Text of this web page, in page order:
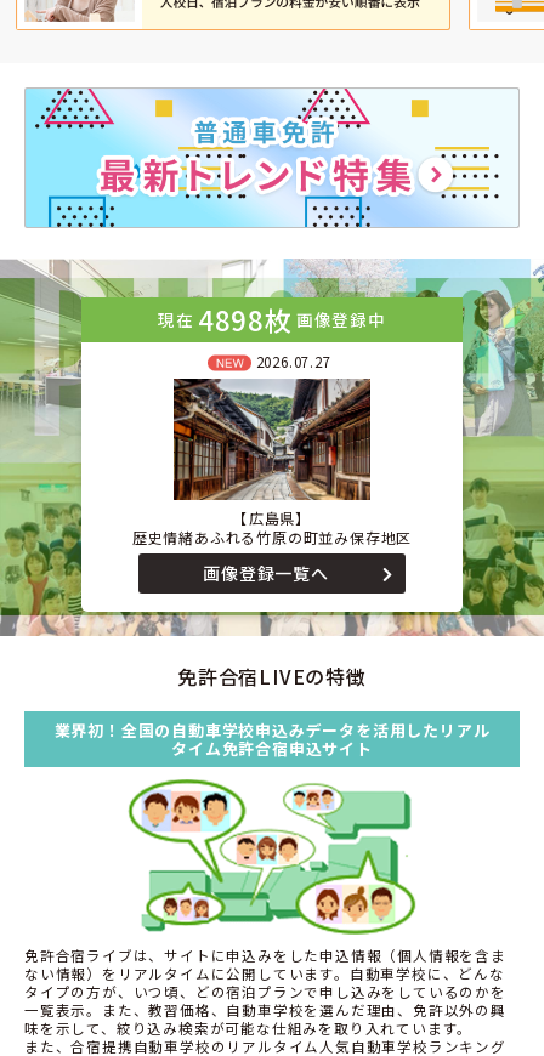
現在 4898枚 画像登録中
2026.07.27
広島県
歴史情緒あふれる竹原の町並み保存地区
画像登録一覧へ
免許合宿LIVEの特徴
業界初！全国の自動車学校申込みデータを活用したリアル
タイム免許合宿申込サイト
免許合宿ライブは、サイトに申込みをした申込情報（個人情報を含ま
ない情報）をリアルタイムに公開しています。自動車学校に、どんな
タイプの方が、いつ頃、どの宿泊プランで申し込みをしているのかを
一覧表示。また、教習価格、自動車学校を選んだ理由、免許以外の興
味を示して、絞り込み検索が可能な仕組みを取り入れています。
また、合宿提携自動車学校のリアルタイム人気自動車学校ランキング